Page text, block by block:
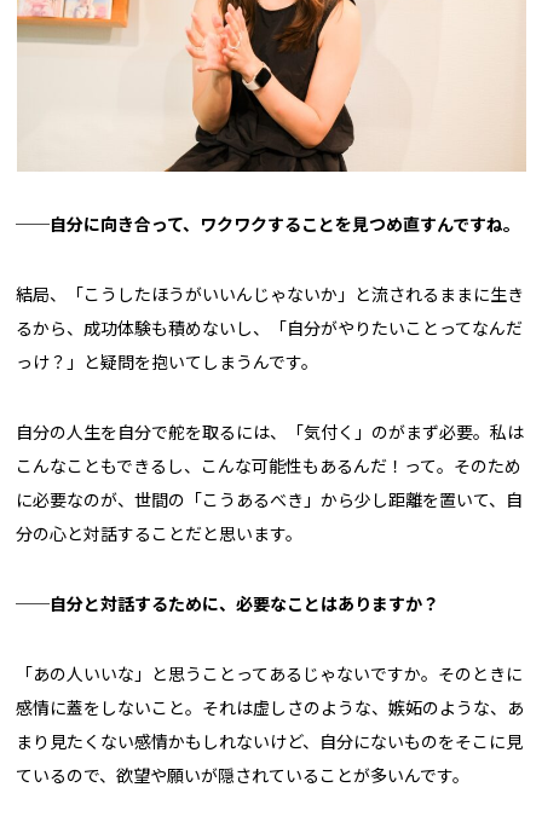
──自分に向き合って、ワクワクすることを見つめ直すんですね。
結局、「こうしたほうがいいんじゃないか」と流されるままに生き
るから、成功体験も積めないし、「自分がやりたいことってなんだ
っけ？」と疑問を抱いてしまうんです。
自分の人生を自分で舵を取るには、「気付く」のがまず必要。私は
こんなこともできるし、こんな可能性もあるんだ！って。そのため
に必要なのが、世間の「こうあるべき」から少し距離を置いて、自
分の心と対話することだと思います。
──自分と対話するために、必要なことはありますか？
「あの人いいな」と思うことってあるじゃないですか。そのときに
感情に蓋をしないこと。それは虚しさのような、嫉妬のような、あ
まり見たくない感情かもしれないけど、自分にないものをそこに見
ているので、欲望や願いが隠されていることが多いんです。